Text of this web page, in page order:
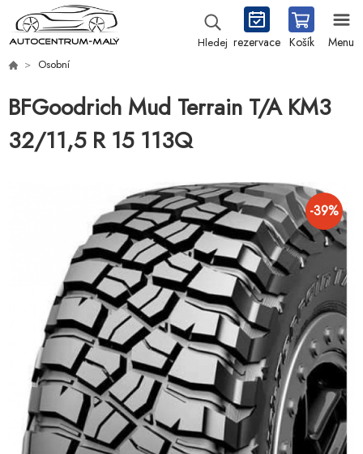
Hledej rezervace Košík Menu
Osobní
BFGoodrich Mud Terrain T/A KM3
32/11,5 R 15 113Q
-39%